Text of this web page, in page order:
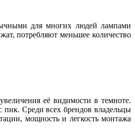
для многих людей лампами
потребляют меньшее количество
её видимости в темноте.
пик. Среди всех брендов владельцы
мощность и легкость монтажа